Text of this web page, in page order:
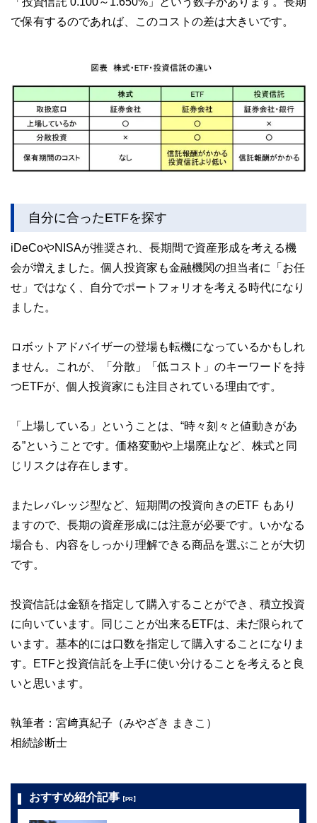
で保有するのであれば、このコストの差は大きいです。
自分に合ったETFを探す
iDeCoやNISAが推奨され、長期間で資産形成を考える機
会が増えました。個人投資家も金融機関の担当者に「お任
せ」ではなく、自分でポートフォリオを考える時代になり
ました。
ロボットアドバイザーの登場も転機になっているかもしれ
ません。これが、「分散」「低コスト」のキーワードを持
つETFが、個人投資家にも注目されている理由です。
「上場している」ということは、“時々刻々と値動きがあ
る”ということです。価格変動や上場廃止など、株式と同
じリスクは存在します。
またレバレッジ型など、短期間の投資向きのETF もあり
ますので、長期の資産形成には注意が必要です。いかなる
場合も、内容をしっかり理解できる商品を選ぶことが大切
です。
投資信託は金額を指定して購入することができ、積立投資
に向いています。同じことが出来るETFは、未だ限られて
います。基本的には口数を指定して購入することになりま
す。ETFと投資信託を上手に使い分けることを考えると良
いと思います。
執筆者：宮﨑真紀子（みやざき まきこ）
相続診断士
おすすめ紹介記事 【PR】